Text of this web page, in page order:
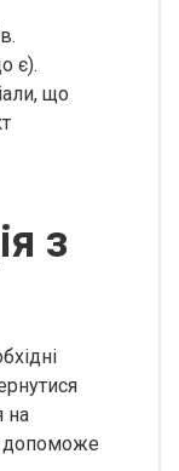
є).
що
з
на
допоможе